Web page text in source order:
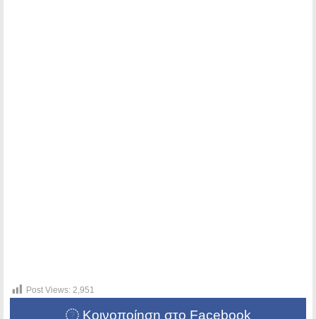
Post Views: 2,951
Κοινοποίηση στο Facebook